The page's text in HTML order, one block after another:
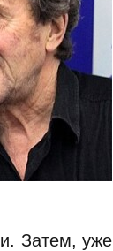
Затем, уже